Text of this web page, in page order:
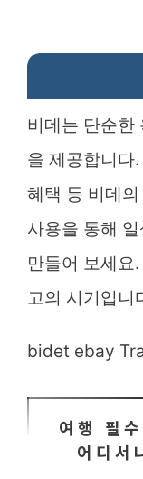
비데는 단순한
을 제공합니다
혜택 등 비데
사용을 통해
만들어 보세요
고의 시기입니
bidet ebay
여행 필
어디서